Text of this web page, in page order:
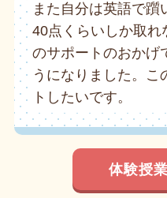
また自分は英語で躓
40点くらいしか取れ
のサポートのおかげ
うになりました。こ
トしたいです。
体験授